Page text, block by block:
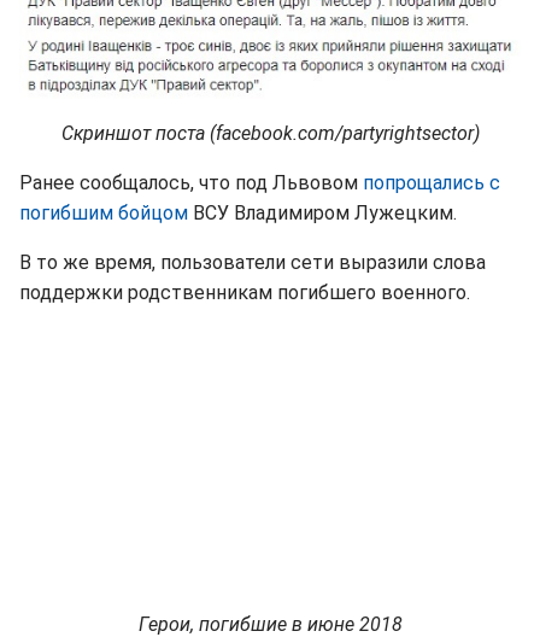
Скриншот поста (facebook.com/partyrightsector)
Ранее сообщалось, что под Львовом попрощались с
погибшим бойцом ВСУ Владимиром Лужецким.
В то же время, пользователи сети выразили слова
поддержки родственникам погибшего военного.
Герои, погибшие в июне 2018